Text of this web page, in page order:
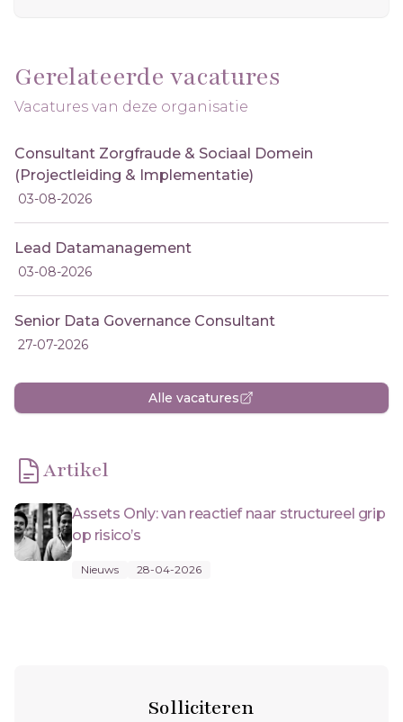
Gerelateerde vacatures
Vacatures van deze organisatie
Consultant Zorgfraude & Sociaal Domein
(Projectleiding & Implementatie)
03-08-2026
Lead Datamanagement
03-08-2026
Senior Data Governance Consultant
27-07-2026
Alle vacatures
Artikel
Assets Only: van reactief naar structureel grip
op risico’s
Nieuws 28-04-2026
Solliciteren